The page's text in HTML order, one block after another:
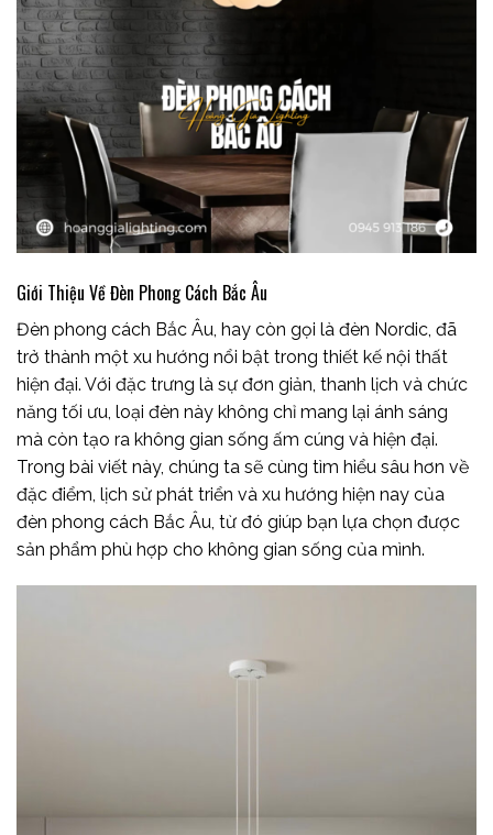
Giới Thiệu Về Đèn Phong Cách Bắc Âu
Đèn phong cách Bắc Âu, hay còn gọi là đèn Nordic, đã
trở thành một xu hướng nổi bật trong thiết kế nội thất
hiện đại. Với đặc trưng là sự đơn giản, thanh lịch và chức
năng tối ưu, loại đèn này không chỉ mang lại ánh sáng
mà còn tạo ra không gian sống ấm cúng và hiện đại.
Trong bài viết này, chúng ta sẽ cùng tìm hiểu sâu hơn về
đặc điểm, lịch sử phát triển và xu hướng hiện nay của
đèn phong cách Bắc Âu, từ đó giúp bạn lựa chọn được
sản phẩm phù hợp cho không gian sống của mình.